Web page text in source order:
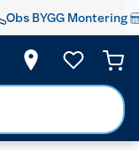
Obs BYGG Montering